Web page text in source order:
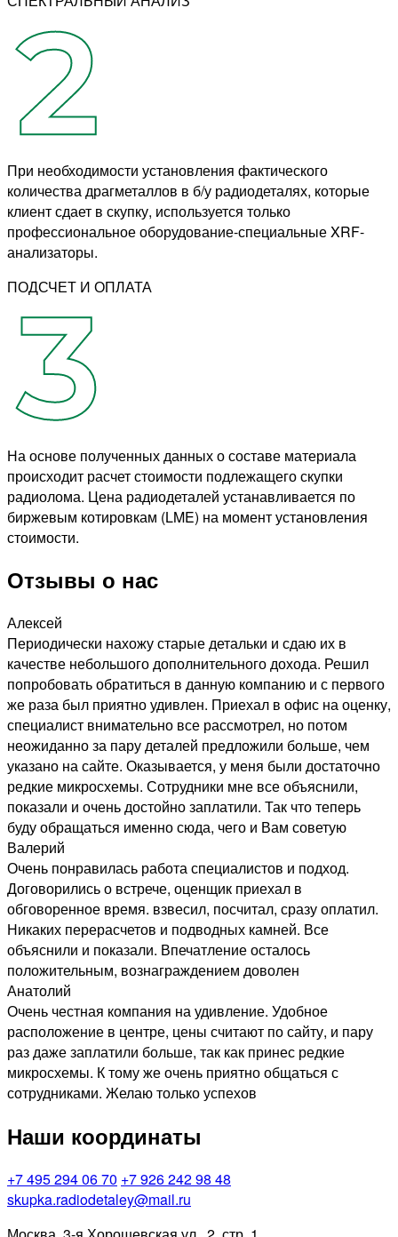
При необходимости установления фактического
количества драгметаллов в б/у радиодеталях, которые
клиент сдает в скупку, используется только
профессиональное оборудование-специальные XRF-
анализаторы.
ПОДСЧЕТ И ОПЛАТА
На основе полученных данных о составе материала
происходит расчет стоимости подлежащего скупки
радиолома. Цена радиодеталей устанавливается по
биржевым котировкам (LME) на момент установления
стоимости.
Отзывы о нас
Алексей
Периодически нахожу старые детальки и сдаю их в
качестве небольшого дополнительного дохода. Решил
попробовать обратиться в данную компанию и с первого
же раза был приятно удивлен. Приехал в офис на оценку,
специалист внимательно все рассмотрел, но потом
неожиданно за пару деталей предложили больше, чем
указано на сайте. Оказывается, у меня были достаточно
редкие микросхемы. Сотрудники мне все объяснили,
показали и очень достойно заплатили. Так что теперь
буду обращаться именно сюда, чего и Вам советую
Валерий
Очень понравилась работа специалистов и подход.
Договорились о встрече, оценщик приехал в
обговоренное время. взвесил, посчитал, сразу оплатил.
Никаких перерасчетов и подводных камней. Все
объяснили и показали. Впечатление осталось
положительным, вознаграждением доволен
Анатолий
Очень честная компания на удивление. Удобное
расположение в центре, цены считают по сайту, и пару
раз даже заплатили больше, так как принес редкие
микросхемы. К тому же очень приятно общаться с
сотрудниками. Желаю только успехов
Наши координаты
+7 495 294 06 70 +7 926 242 98 48
skupka.radiodetaley@mail.ru